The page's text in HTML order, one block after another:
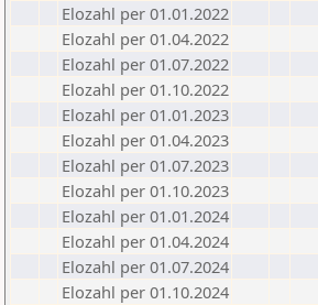
Elozahl per 01.01.2022
Elozahl per 01.04.2022
Elozahl per 01.07.2022
Elozahl per 01.10.2022
Elozahl per 01.01.2023
Elozahl per 01.04.2023
Elozahl per 01.07.2023
Elozahl per 01.10.2023
Elozahl per 01.01.2024
Elozahl per 01.04.2024
Elozahl per 01.07.2024
Elozahl per 01.10.2024